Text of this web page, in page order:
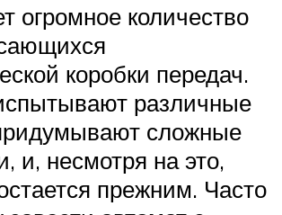
огромное количество
коробки передач.
различные
сложные
и, несмотря на это,
прежним. Часто